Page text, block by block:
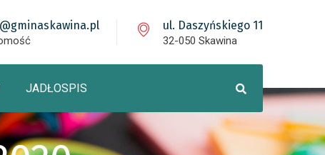
ul. Daszyńskiego 11
32-050 Skawina
JADŁOSPIS